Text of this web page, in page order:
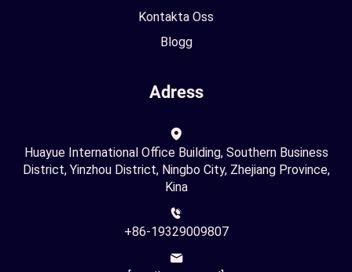
Kontakta Oss
Blogg
Adress
Huayue International Office Building, Southern Business
District, Yinzhou District, Ningbo City, Zhejiang Province,
Kina
+86-19329009807